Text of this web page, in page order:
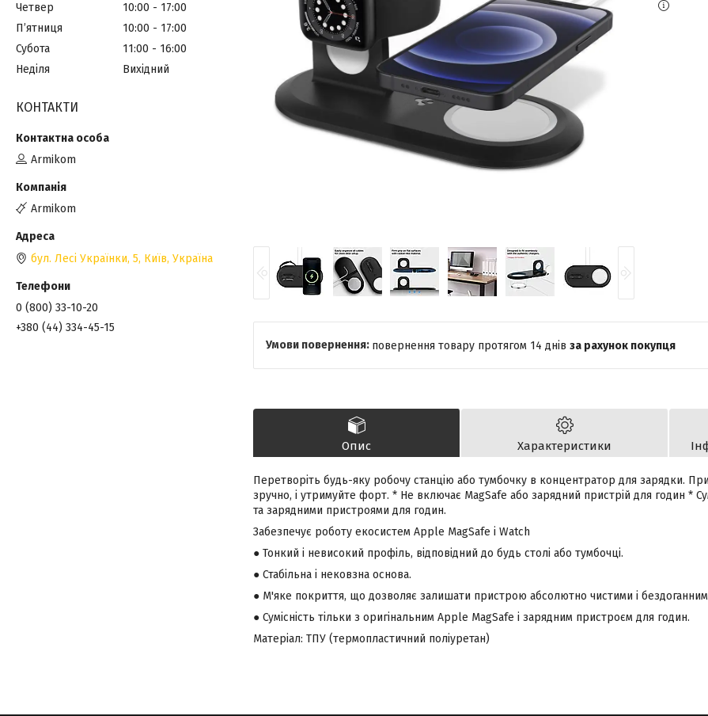
повернення товару протягом 14 днів за рахунок покупця
Опис Характеристики
Перетворіть будь-яку робочу станцію або тумбочку в концентратор для зарядки.
зручно, і утримуйте форт. * Не включає MagSafe або зарядний пристрій для годин *
та зарядними пристроями для годин.
Забезпечує роботу екосистем Apple MagSafe і Watch
● Тонкий і невисокий профіль, відповідний до будь столі або тумбочці.
● Стабільна і нековзна основа.
● М'яке покриття, що дозволяє залишати пристрою абсолютно чистими і
● Сумісність тільки з оригінальним Apple MagSafe і зарядним пристроєм для годин.
Матеріал: ТПУ (термопластичний поліуретан)
Четвер
10:00
17:00
Пʼятниця
10:00
17:00
Субота
11:00
16:00
Неділя
Вихідний
КОНТАКТИ
Armikom
Armikom
бул. Лесі Українки, 5, Київ, Україна
0 (800) 33-10-20
+380 (44) 334-45-15